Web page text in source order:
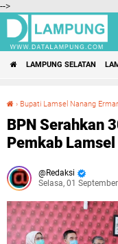
-->
LAMPUNG SELATAN
› Bupati Lamsel Nanang
BPN Serahkan
Pemkab Lamsel
Redaksi
Selasa, 01